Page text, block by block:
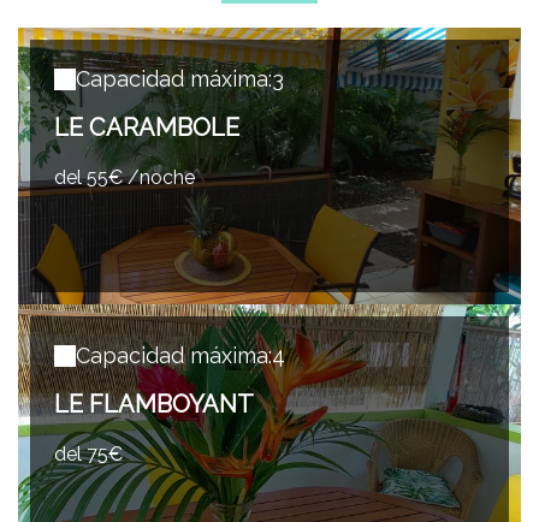
Capacidad máxima:3
LE CARAMBOLE
del 55€ /noche
Capacidad máxima:4
LE FLAMBOYANT
del 75€